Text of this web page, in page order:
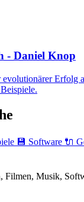
- Daniel Knop
Erfolg
💾 Software 🔌
Filmen, Musik,